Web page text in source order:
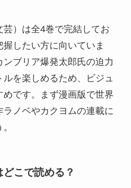
芸）は全4巻で完結してお
したい方に向いていま
ブリア爆発太郎氏の迫力
を楽しめるため、ビジュ
です。まず漫画版で世界
ノベやカクヨムの連載に
こで読める？